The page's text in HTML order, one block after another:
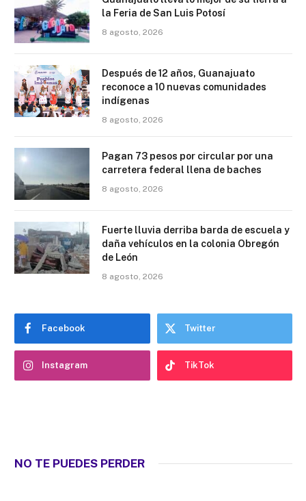
la Feria de San Luis Potosí
8 agosto, 2026
Después de 12 años, Guanajuato
reconoce a 10 nuevas comunidades
indígenas
8 agosto, 2026
Pagan 73 pesos por circular por una
carretera federal llena de baches
8 agosto, 2026
Fuerte lluvia derriba barda de escuela y
daña vehículos en la colonia Obregón
de León
8 agosto, 2026
Facebook Twitter
Instagram TikTok
NO TE PUEDES PERDER